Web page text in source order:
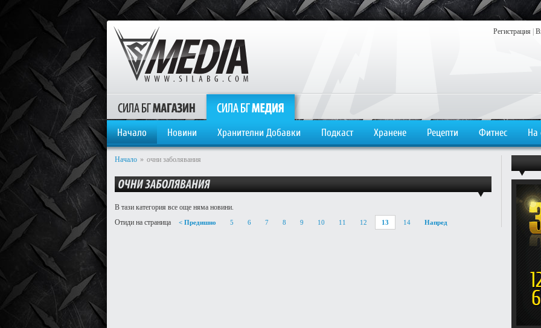
Регистрация
Начало Новини Хранителни Добавки Подкаст Хранене Рецепти Фитнес На
Начало » очни заболявания
В тази категория все още няма новини.
Отиди на страница
< Предишно 5 6 7 8 9 10 11 12 13 14 Напред